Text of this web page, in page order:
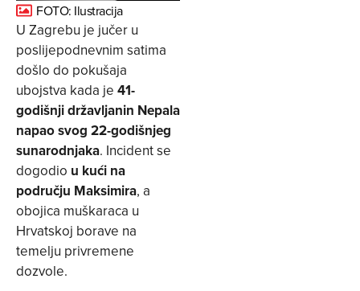
FOTO: Ilustracija
U Zagrebu je jučer u
poslijepodnevnim satima
došlo do pokušaja
ubojstva kada je 41-
godišnji državljanin Nepala
napao svog 22-godišnjeg
sunarodnjaka. Incident se
dogodio u kući na
području Maksimira, a
obojica muškaraca u
Hrvatskoj borave na
temelju privremene
dozvole.